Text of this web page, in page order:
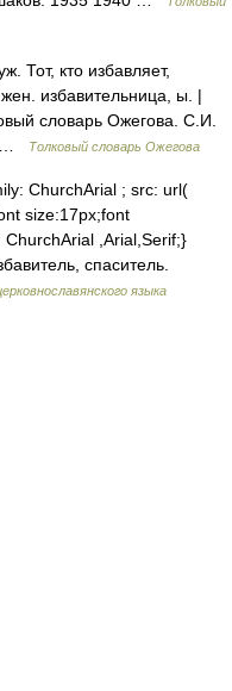
кто избавляет,
жен. избавительница, ы. |
словарь Ожегова. С.И.
…
Толковый словарь Ожегова
ChurchArial ; src: url(
size:17px;font
,Arial,Serif;}
спаситель.
языка